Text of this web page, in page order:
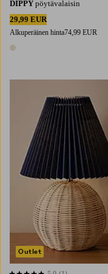
DIPPY pöytävalaisin
29,99 EUR
Alkuperäinen hinta74,99 EUR
1 väri
Outlet